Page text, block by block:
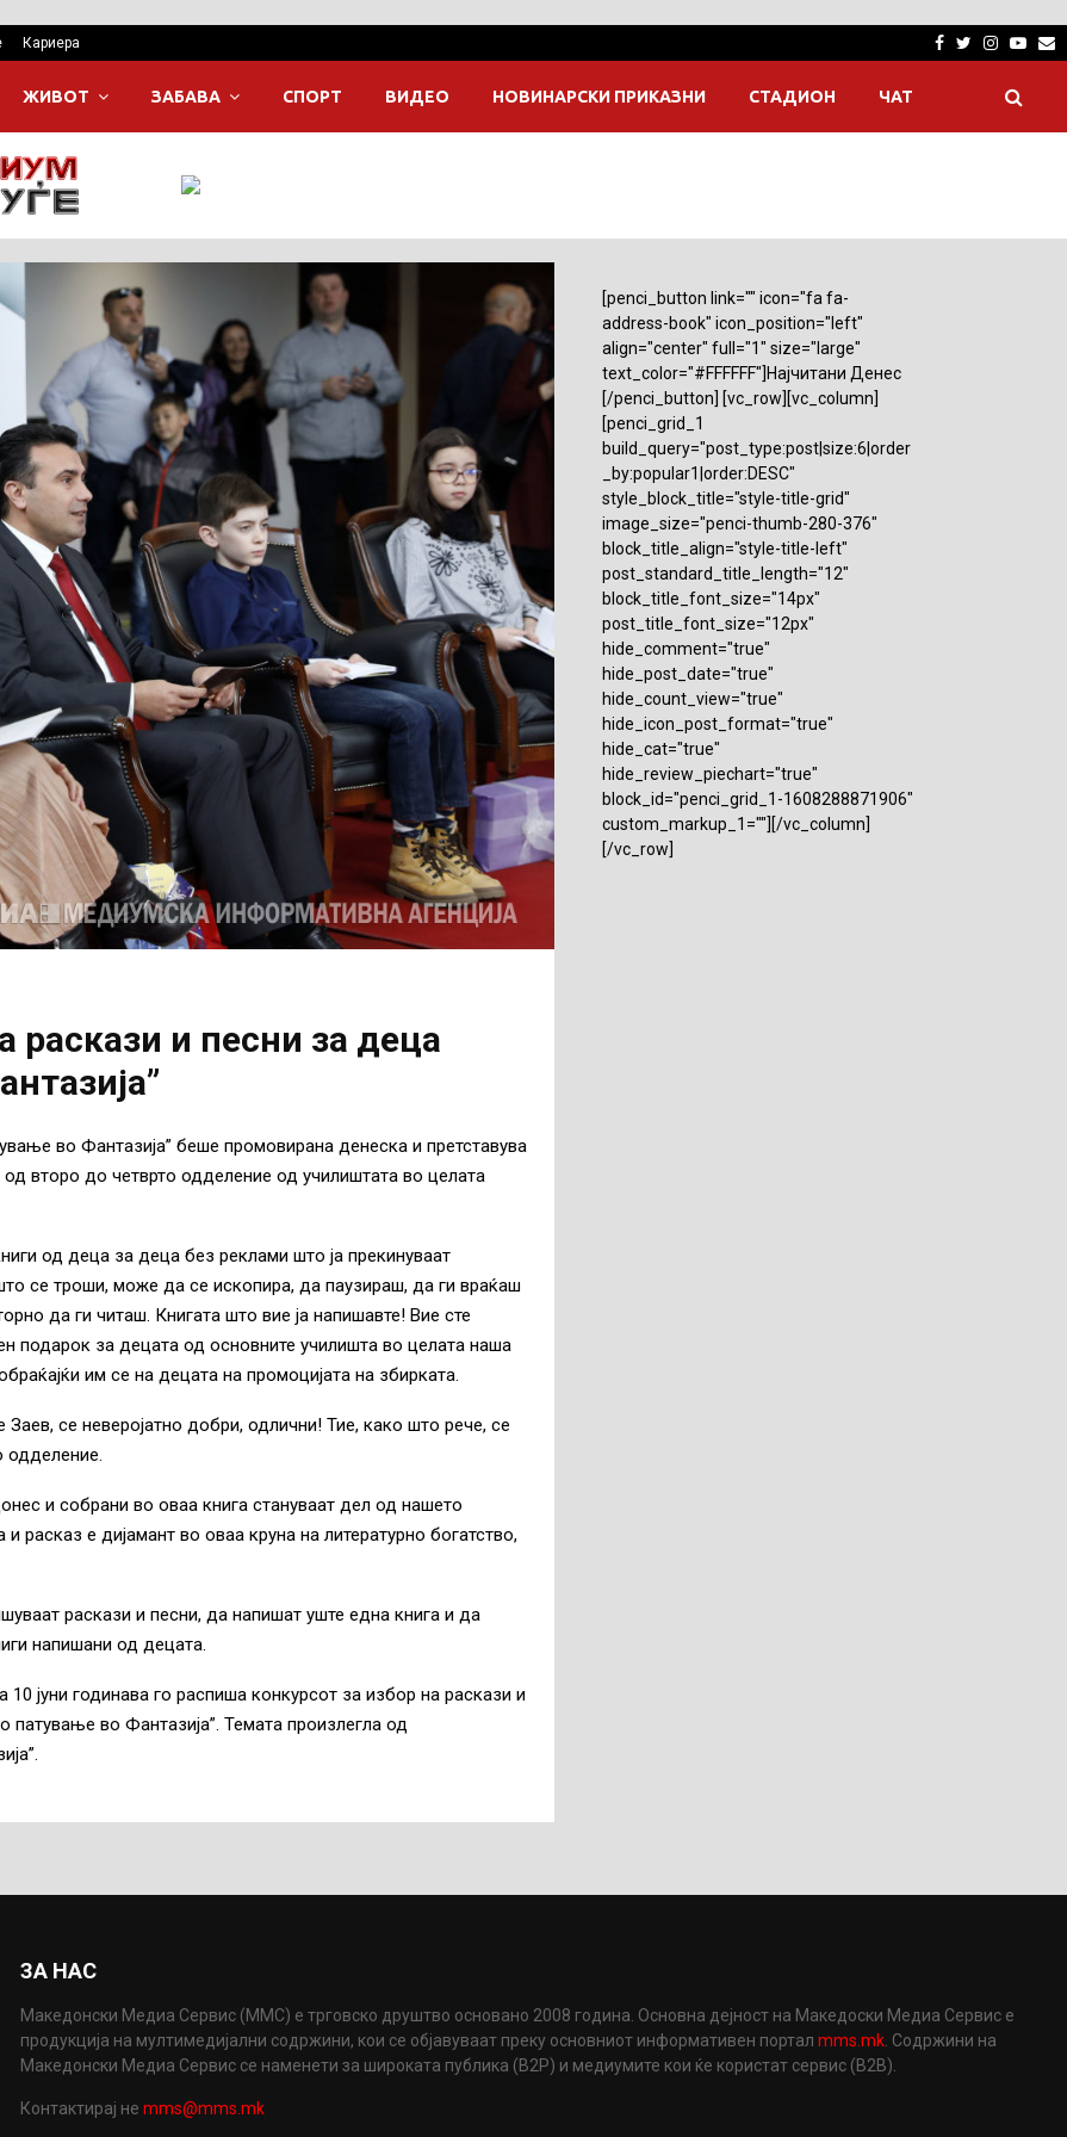
Кариера Facebook
Twitter
ЖИВОТ ЗАБАВА СПОРТ ВИДЕО НОВИНАРСКИ ПРИКАЗНИ СТАДИОН ЧАТ
раскази и песни за деца
во Фантазија” беше промовирана денеска и претставува
второ до четврто одделение од училиштата во целата
од деца за деца без реклами што ја прекинуваат
се троши, може да се ископира, да паузираш, да ги враќаш
да ги читаш. Книгата што вие ја напишавте! Вие сте
подарок за децата од основните училишта во целата наша
им се на децата на промоцијата на збирката.
се неверојатно добри, одлични! Тие, како што рече, се
и собрани во оваа книга стануваат дел од нашето
расказ е дијамант во оваа круна на литературно богатство,
раскази и песни, да напишат уште една книга и да
напишани од децата.
10 јуни годинава го распиша конкурсот за избор на раскази и
патување во Фантазија”. Темата произлегла од
[penci_button link="" icon="fa fa-
address-book" icon_position="left"
align="center" full="1" size="large"
text_color="#FFFFFF"]Најчитани Денес
[/penci_button] [vc_row][vc_column]
[penci_grid_1
build_query="post_type:post|size:6|order
_by:popular1|order:DESC"
style_block_title="style-title-grid"
image_size="penci-thumb-280-376"
block_title_align="style-title-left"
post_standard_title_length="12"
block_title_font_size="14px"
post_title_font_size="12px"
hide_comment="true"
hide_post_date="true"
hide_count_view="true"
hide_icon_post_format="true"
hide_cat="true"
hide_review_piechart="true"
block_id="penci_grid_1-1608288871906"
custom_markup_1=""][/vc_column]
[/vc_row]
ЗА НАС
Македонски Медиа Сервис (ММС) е трговско друштво основано 2008 година. Основна дејност на Македоски Медиа Сервис е
продукција на мултимедијални содржини, кои се објавуваат преку основниот информативен порталmms.mk . Содржини на
Македонски Медиа Сервис се наменети за широката публика (B2P) и медиумите кои ќе користат сервис (B2B).
Контактирај неmms@mms.mk